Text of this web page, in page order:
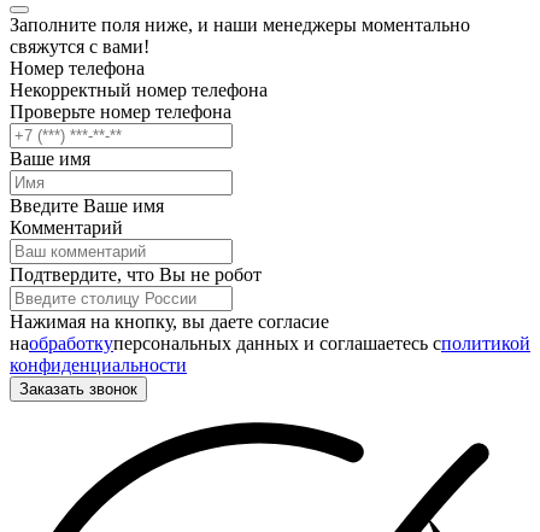
Заполните поля ниже, и наши менеджеры моментально
свяжутся с вами!
Номер телефона
Некорректный номер телефона
Проверьте номер телефона
Ваше имя
Введите Ваше имя
Комментарий
Подтвердите, что Вы не робот
Нажимая на кнопку, вы даете согласие
наобработкуперсональных данных и соглашаетесь cполитикой
конфиденциальности
Заказать звонок